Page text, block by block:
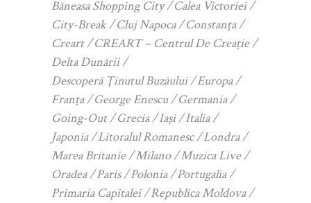
Băneasa Shopping City
Calea Victoriei
City-Break
Cluj Napoca
Constanța
Creart
CREART – Centrul De Creație
Delta Dunării
Descoperă Ținutul Buzăului
Europa
Franța
George Enescu
Germania
Going-Out
Grecia Iași
Italia
Japonia
Litoralul Romanesc
Londra
Marea Britanie
Milano
Muzica Live
Oradea
Paris Polonia
Portugalia
Primaria Capitalei
Republica Moldova